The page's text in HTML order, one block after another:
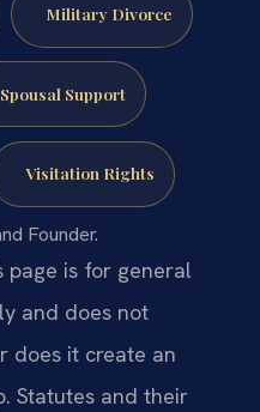
Military Divorce
Spousal Support
Visitation Rights
Founder.
page is for general
and does not
does it create an
Statutes and their